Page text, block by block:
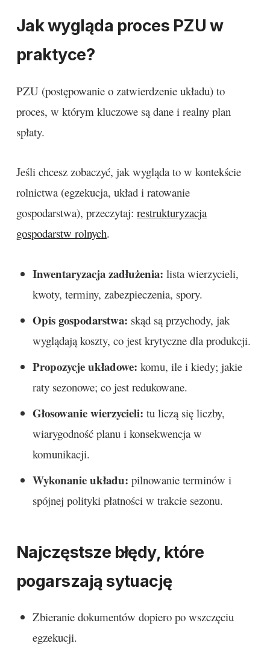
Jak wygląda proces PZU w
praktyce?
PZU (postępowanie o zatwierdzenie układu) to
proces, w którym kluczowe są dane i realny plan
spłaty.
Jeśli chcesz zobaczyć, jak wygląda to w kontekście
rolnictwa (egzekucja, układ i ratowanie
gospodarstwa), przeczytaj: restrukturyzacja
gospodarstw rolnych.
Inwentaryzacja zadłużenia: lista wierzycieli,
kwoty, terminy, zabezpieczenia, spory.
Opis gospodarstwa: skąd są przychody, jak
wyglądają koszty, co jest krytyczne dla produkcji.
Propozycje układowe: komu, ile i kiedy; jakie
raty sezonowe; co jest redukowane.
Głosowanie wierzycieli: tu liczą się liczby,
wiarygodność planu i konsekwencja w
komunikacji.
Wykonanie układu: pilnowanie terminów i
spójnej polityki płatności w trakcie sezonu.
Najczęstsze błędy, które
pogarszają sytuację
Zbieranie dokumentów dopiero po wszczęciu
egzekucji.